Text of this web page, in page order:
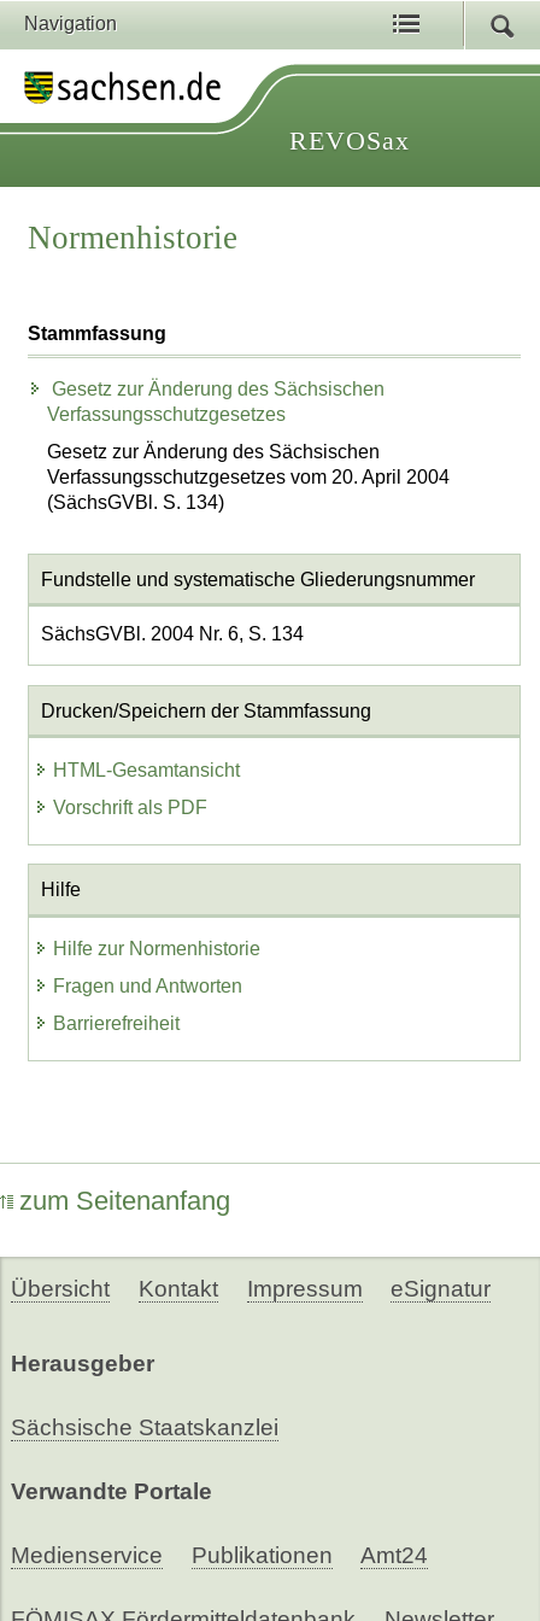
Navigation
REVOSax
Normenhistorie
Stammfassung
Gesetz zur Änderung des Sächsischen
Verfassungsschutzgesetzes
Gesetz zur Änderung des Sächsischen
Verfassungsschutzgesetzes vom 20. April 2004
(SächsGVBl. S. 134)
Fundstelle und systematische Gliederungsnummer
SächsGVBl. 2004 Nr. 6, S. 134
Drucken/Speichern der Stammfassung
HTML-Gesamtansicht
Vorschrift als PDF
Hilfe
Hilfe zur Normenhistorie
Fragen und Antworten
Barrierefreiheit
zum Seitenanfang
Übersicht Kontakt Impressum eSignatur
Herausgeber
Sächsische Staatskanzlei
Verwandte Portale
Medienservice Publikationen Amt24